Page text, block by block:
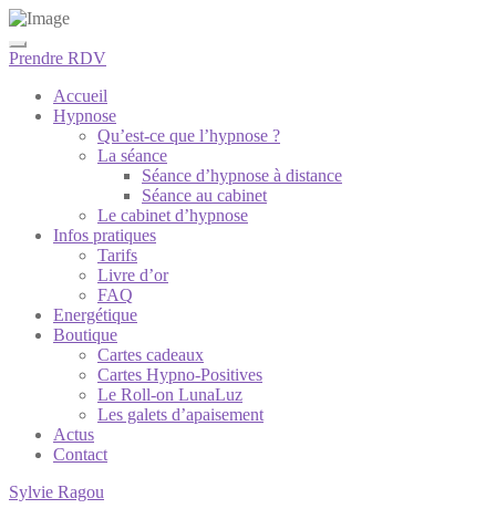
Prendre RDV
Accueil
Hypnose
Qu’est-ce que l’hypnose ?
La séance
Séance d’hypnose à distance
Séance au cabinet
Le cabinet d’hypnose
Infos pratiques
Tarifs
Livre d’or
FAQ
Energétique
Boutique
Cartes cadeaux
Cartes Hypno-Positives
Le Roll-on LunaLuz
Les galets d’apaisement
Actus
Contact
Sylvie Ragou